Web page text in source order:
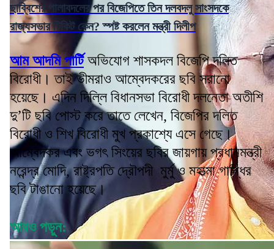
ছাব্বিশের পালাবদলের পর বিজেপিতে তিন দলবদলু সাংসদকে
রাজ্যসভার টিকিট কেন? স্পষ্ট করলেন মন্ত্রী দিলীপ
আম আদমি পার্টিঅভিযোগ শাসকদল বিজেপি দলিত
বিরোধী। তাই ভীমরাও আম্বেদকরের ছবি সরানো
হয়েছে। এদিন দিল্লি বিধানসভা বিরোধী দলনেতা অতীশি
দু’টি ছবি পোস্ট করে তাতে লেখেন, বিজেপির দলিত
বিরোধী ও শিখ বিরোধী মুখ প্রকাশ্যে এসে গেছে।
আম্বেদকর এবং ভগৎ সিংয়ের ছবির জায়গায় প্রধানমন্ত্রী
নরেন্দ্র মোদি, রাষ্ট্রপতি দ্রৌপদী মুর্মু ও মহাত্মা গান্ধির
ছবি টাঙানো হয়েছে।
আরও পড়ুন: